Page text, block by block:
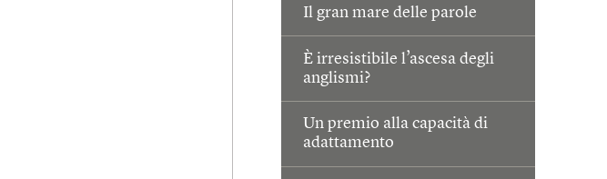
Il gran mare delle parole
È irresistibile l’ascesa degli
anglismi?
Un premio alla capacità di
adattamento